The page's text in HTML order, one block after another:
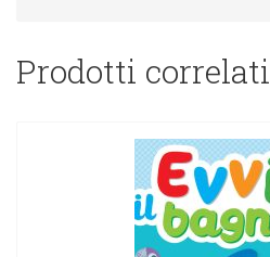
Prodotti correlati